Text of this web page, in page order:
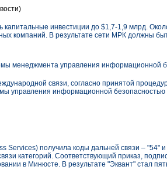
капитальные инвестиции до $1,7-1,9 млрд.
компаний. В результате сети МРК должны
менеджмента управления информационной
связи, согласно принятой
управления информационной
Services) получила коды дальней связи – "54"
категорий. Соответствующий приказ,
в Минюсте. В результате "Эквант" стал